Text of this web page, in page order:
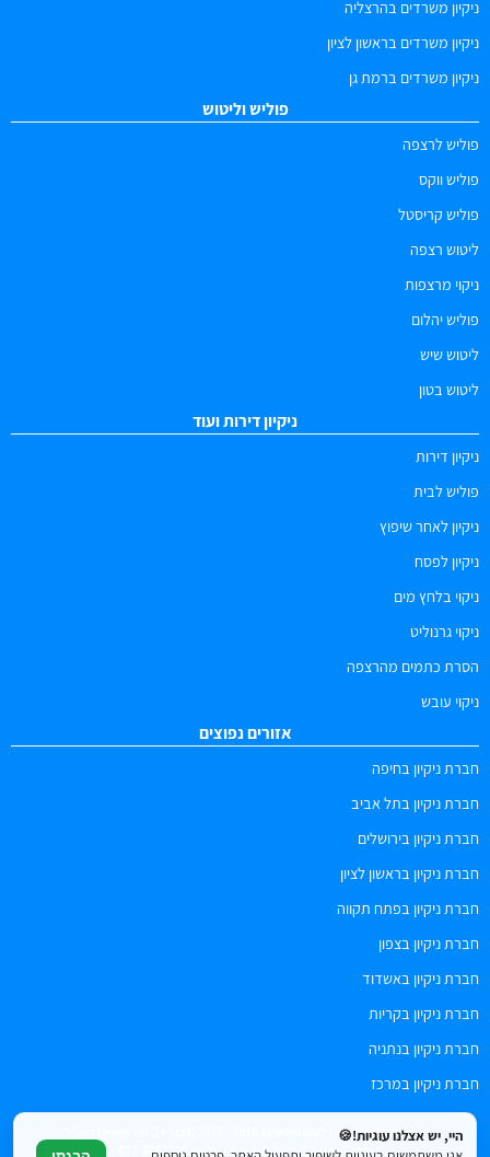
ניקיון משרדים בהרצליה
ניקיון משרדים בראשון לציון
ניקיון משרדים ברמת גן
פוליש וליטוש
פוליש לרצפה
פוליש ווקס
פוליש קריסטל
ליטוש רצפה
ניקוי מרצפות
פוליש יהלום
ליטוש שיש
ליטוש בטון
ניקיון דירות ועוד
ניקיון דירות
פוליש לבית
ניקיון לאחר שיפוץ
ניקיון לפסח
ניקוי בלחץ מים
ניקוי גרנוליט
הסרת כתמים מהרצפה
ניקוי עובש
אזורים נפוצים
חברת ניקיון בחיפה
חברת ניקיון בתל אביב
חברת ניקיון בירושלים
חברת ניקיון בראשון לציון
חברת ניקיון בפתח תקווה
חברת ניקיון בצפון
חברת ניקיון באשדוד
חברת ניקיון בקריות
חברת ניקיון בנתניה
חברת ניקיון במרכז
top.polish.co.il@gmail.com | טלפון: 077-6052505
היי, יש אצלנו עוגיות!🍪